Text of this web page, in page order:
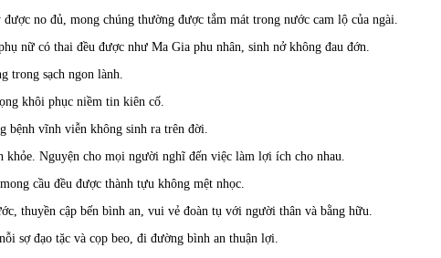
no đủ, mong chúng thường được tắm mát trong nước cam lộ của ngài.
nữ có thai đều được như Ma Gia phu nhân, sinh nở không đau đớn.
trong sạch ngon lành.
khôi phục niềm tin kiên cố.
bệnh vĩnh viễn không sinh ra trên đời.
Nguyện cho mọi người nghĩ đến việc làm lợi ích cho nhau.
cầu đều được thành tựu không mệt nhọc.
thuyền cập bến bình an, vui vẻ đoàn tụ với người thân và bằng hữu.
sợ đạo tặc và cọp beo, đi đường bình an thuận lợi.